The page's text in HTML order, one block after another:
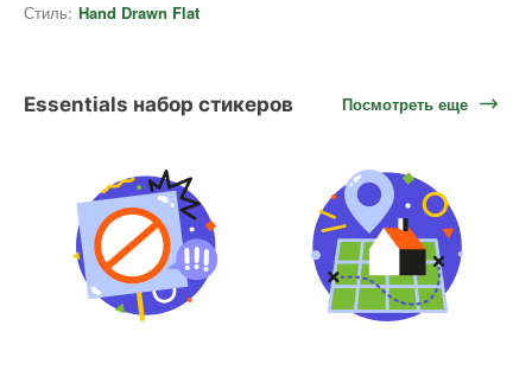
Стиль: Hand Drawn Flat
Essentials набор стикеров Посмотреть еще